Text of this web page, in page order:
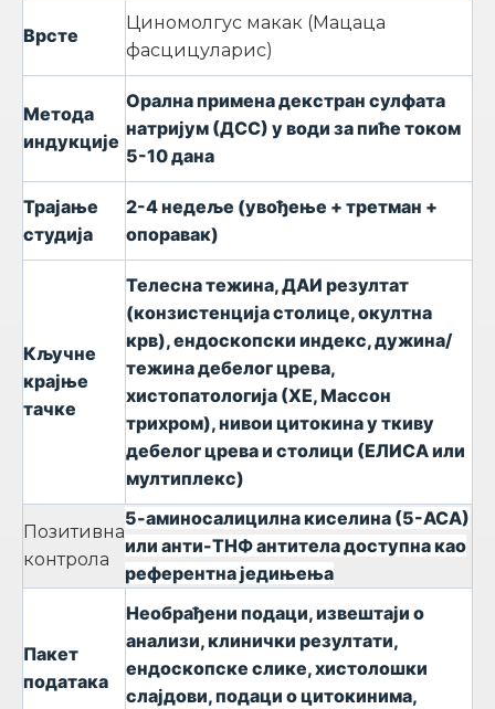
Врсте
Циномолгус макак (Мацаца
фасцицуларис)
Метода
индукције
Орална примена декстран сулфата
натријум (ДСС) у води за пиће током
5-10 дана
Трајање
студија
2-4 недеље (увођење + третман +
опоравак)
Кључне
крајње
тачке
Телесна тежина, ДАИ резултат
(конзистенција столице, окултна
крв), ендоскопски индекс, дужина/
тежина дебелог црева,
хистопатологија (ХЕ, Массон
трихром), нивои цитокина у ткиву
дебелог црева и столици (ЕЛИСА или
мултиплекс)
Позитивна
контрола
5-аминосалицилна киселина (5-АСА)
или анти-ТНФ антитела доступна као
референтна једињења
Пакет
података
Необрађени подаци, извештаји о
анализи, клинички резултати,
ендоскопске слике, хистолошки
слајдови, подаци о цитокинима,